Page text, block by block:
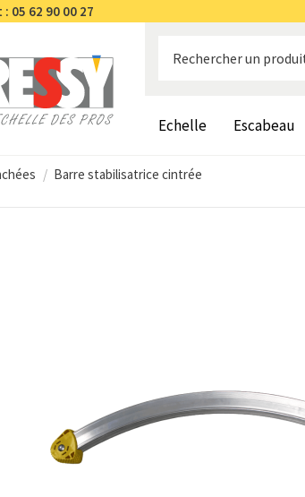
05 62 90 00 27
Echelle Escabeau
Barre stabilisatrice cintrée